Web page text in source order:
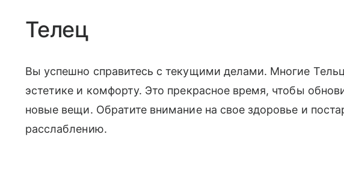
Телец
Вы успешно справитесь с текущими делами. Многие
эстетике и комфорту. Это прекрасное время, чтобы
новые вещи. Обратите внимание на свое здоровье и
расслаблению.